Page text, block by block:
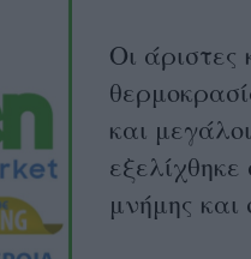
Οι άριστες
και
μνήμης και